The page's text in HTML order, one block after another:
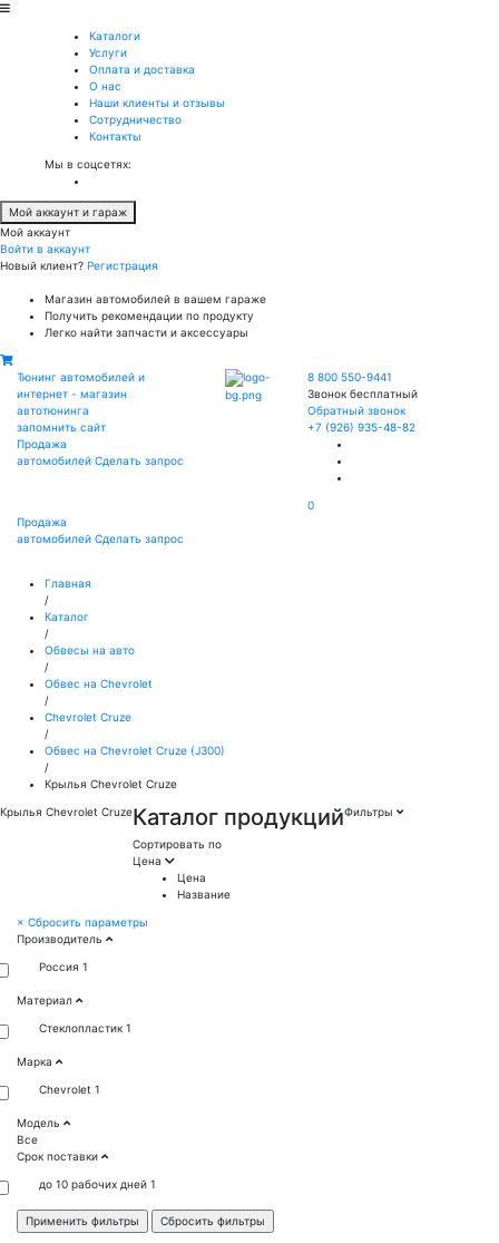
Каталоги
Услуги
Оплата и доставка
О нас
Наши клиенты и отзывы
Сотрудничество
Контакты
Мы в соцсетях:
Мой аккаунт и гараж
Мой аккаунт
Войти в аккаунт
Новый клиент? Регистрация
Магазин автомобилей в вашем гараже
Получить рекомендации по продукту
Легко найти запчасти и аксессуары
Тюнинг автомобилей и
интернет - магазин
автотюнинга
запомнить сайт
Продажа
автомобилей Сделать запрос
8 800 550-9441
Звонок бесплатный
Обратный звонок
+7 (926) 935-48-82
0
Продажа
автомобилей Сделать запрос
Главная
/
Каталог
/
Обвесы на авто
/
Обвес на Chevrolet
/
Chevrolet Cruze
/
Обвес на Chevrolet Cruze (J300)
/
Крылья Chevrolet Cruze
Крылья Chevrolet CruzeКаталог продукций
Сортировать по
Цена
Цена
Название
Фильтры
× Сбросить параметры
Производитель
Россия 1
Материал
Стеклопластик 1
Марка
Chevrolet 1
Модель
Все
Срок поставки
до 10 рабочих дней 1